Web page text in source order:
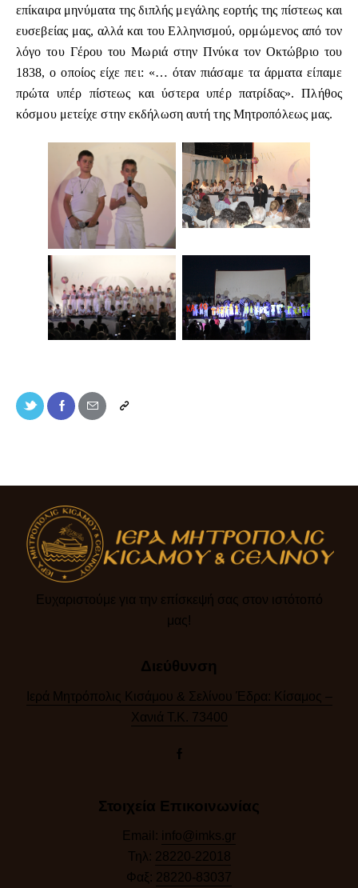
επίκαιρα μηνύματα της διπλής μεγάλης εορτής της πίστεως και
ευσεβείας μας, αλλά και του Ελληνισμού, ορμώμενος από τον
λόγο του Γέρου του Μωριά στην Πνύκα τον Οκτώβριο του
1838, ο οποίος είχε πει: «… όταν πιάσαμε τα άρματα είπαμε
πρώτα υπέρ πίστεως και ύστερα υπέρ πατρίδας». Πλήθος
κόσμου μετείχε στην εκδήλωση αυτή της Μητροπόλεως μας.
Ευχαριστούμε για την επίσκεψή σας στον ιστότοπό
μας!​
Διεύθυνση
Ιερά Μητρόπολις Κισάμου & Σελίνου Έδρα: Κίσαμος –
Χανιά Τ.Κ. 73400
Στοιχεία Επικοινωνίας
Email: info@imks.gr
Τηλ: 28220-22018
Φαξ: 28220-83037